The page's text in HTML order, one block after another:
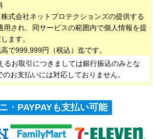
式会社ネットプロテクションズの提供する
用され、同サービスの範囲内で個人情報を提
ます。
で999,999円（税込）迄です。
るお取引につきましては銀行振込のみとな
お支払いには対応しておりません。
・PAYPAYも支払い可能